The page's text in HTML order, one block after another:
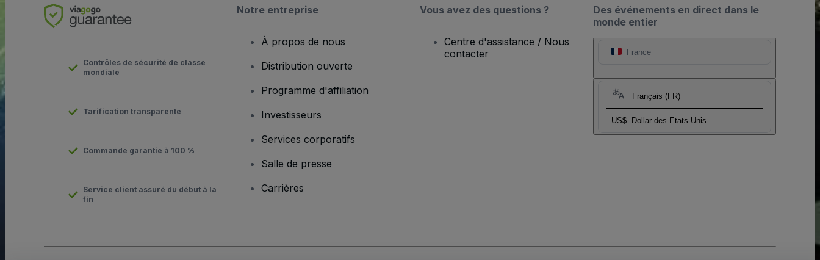
Des événements en direct dans le
monde entier
France
Français (FR)
US$ Dollar des Etats-Unis
Contrôles de sécurité de classe
mondiale
Tarification transparente
Commande garantie à 100 %
Service client assuré du début à la
fin
Notre entreprise
À propos de nous
Distribution ouverte
Programme d'affiliation
Investisseurs
Services corporatifs
Salle de presse
Carrières
Vous avez des questions ?
Centre d'assistance / Nous
contacter